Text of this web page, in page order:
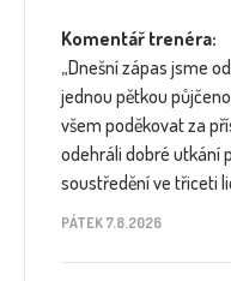
Komentář trenéra:
„Dnešní zápas jsme
jednou pětkou
všem poděkovat za
odehráli dobré utkání
soustředění ve třiceti
PÁTEK 7.8.2026